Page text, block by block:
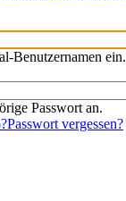
Benutzernamen ein.
Passwort an.
Passwort vergessen?